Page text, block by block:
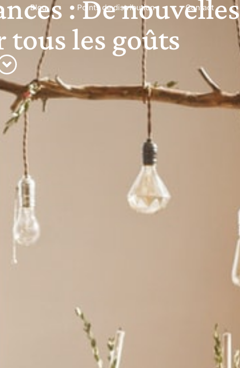
Blog Points de distribution Contact
: De nouvelles
tous les goûts